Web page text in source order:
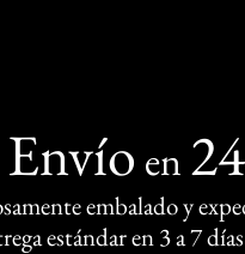
Envío en
embalado y
estándar en 3 a 7